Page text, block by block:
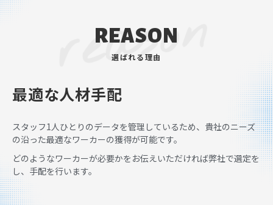
REASON
選ばれる理由
reason
最適な人材手配
スタッフ1人ひとりのデータを管理しているため、貴社のニーズ
の沿った最適なワーカーの獲得が可能です。
どのようなワーカーが必要かをお伝えいただければ弊社で選定を
し、手配を行います。